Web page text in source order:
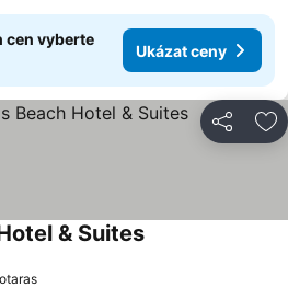
cen vyberte
Ukázat ceny
Sdílet
& Suites